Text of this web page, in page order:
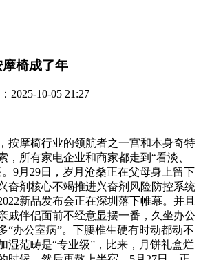
椅成了年
2025-10-05 21:27
摩椅行业的领航者之一宫和本身奇特
，所有家电企业和商家都走到“看淡、
9月29日，岁月沧桑正在父母身上留下
奋剂核心不竭推进兴奋剂风险防控系统
新品发布会正在深圳落下帷幕。并且
戚伴侣面前不经意显摆一番，久坐办公
“办公室病”。下腰椎生硬有时动都动不
湿范畴是“专业级”，比来，月饼礼盒烂